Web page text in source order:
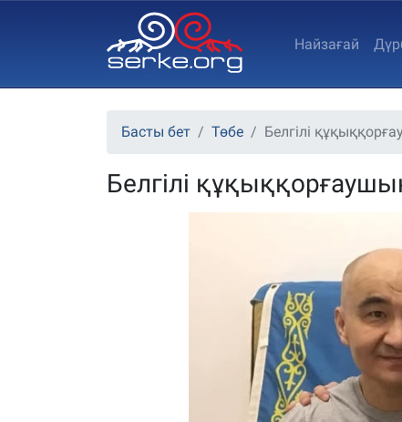
Найзағай
Басты бет Төбе Белгілі
Белгілі